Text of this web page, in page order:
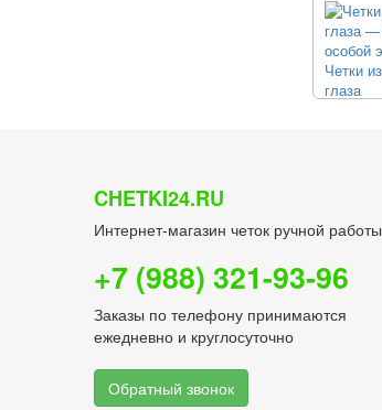
CHETKI24.RU
Интернет-магазин четок ручной работы
+7 (988) 321-93-96
Заказы по телефону принимаются
ежедневно и круглосуточно
Обратный звонок